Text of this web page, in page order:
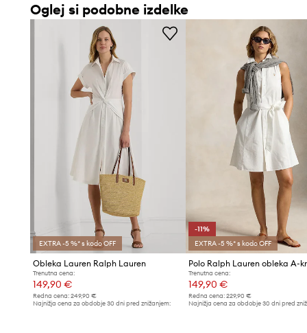
Oglej si podobne izdelke
EXTRA -5 %* s kodo OFF
Obleka Lauren Ralph Lauren
Trenutna cena:
149,90 €
Redna cena: 249,90 €
Najnižja cena za obdobje 30 dni pred znižanjem:
-11%
EXTRA -5 %* s kodo OFF
Trenutna cena:
149,90 €
Redna cena:229,90 €
Najnižja cena za obdobje 30 dni pred